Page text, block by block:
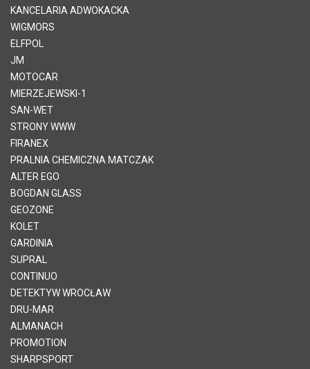
KANCELARIA ADWOKACKA
WIGMORS
ELFPOL
JM
MOTOCAR
MIERZEJEWSKI-1
SAN-WET
STRONY WWW
FIRANEX
PRALNIA CHEMICZNA MATCZAK
ALTER EGO
BOGDAN GLASS
GEOZONE
KOLET
GARDINIA
SUPRAL
CONTINUO
DETEKTYW WROCŁAW
DRU-MAR
ALMANACH
PROMOTION
SHARPSPORT